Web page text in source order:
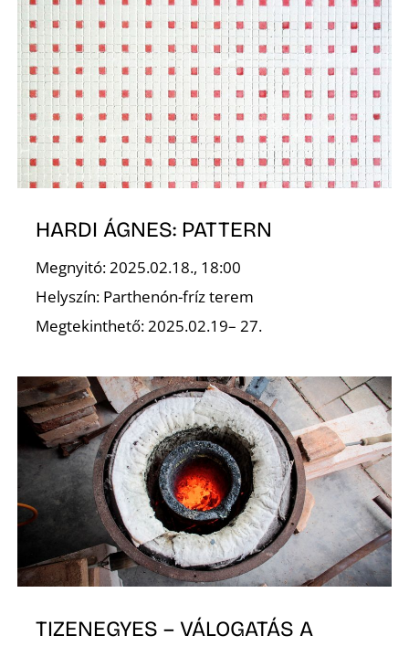
HARDI ÁGNES: PATTERN
Megnyitó: 2025.02.18., 18:00
Helyszín: Parthenón-fríz terem
Megtekinthető: 2025.02.19– 27.
TIZENEGYES – VÁLOGATÁS A